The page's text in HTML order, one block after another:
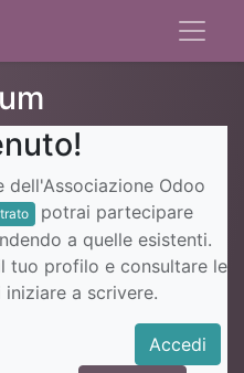
Odoo
potrai partecipare
a quelle esistenti.
tuo profilo e consultare le
a scrivere.
Accedi